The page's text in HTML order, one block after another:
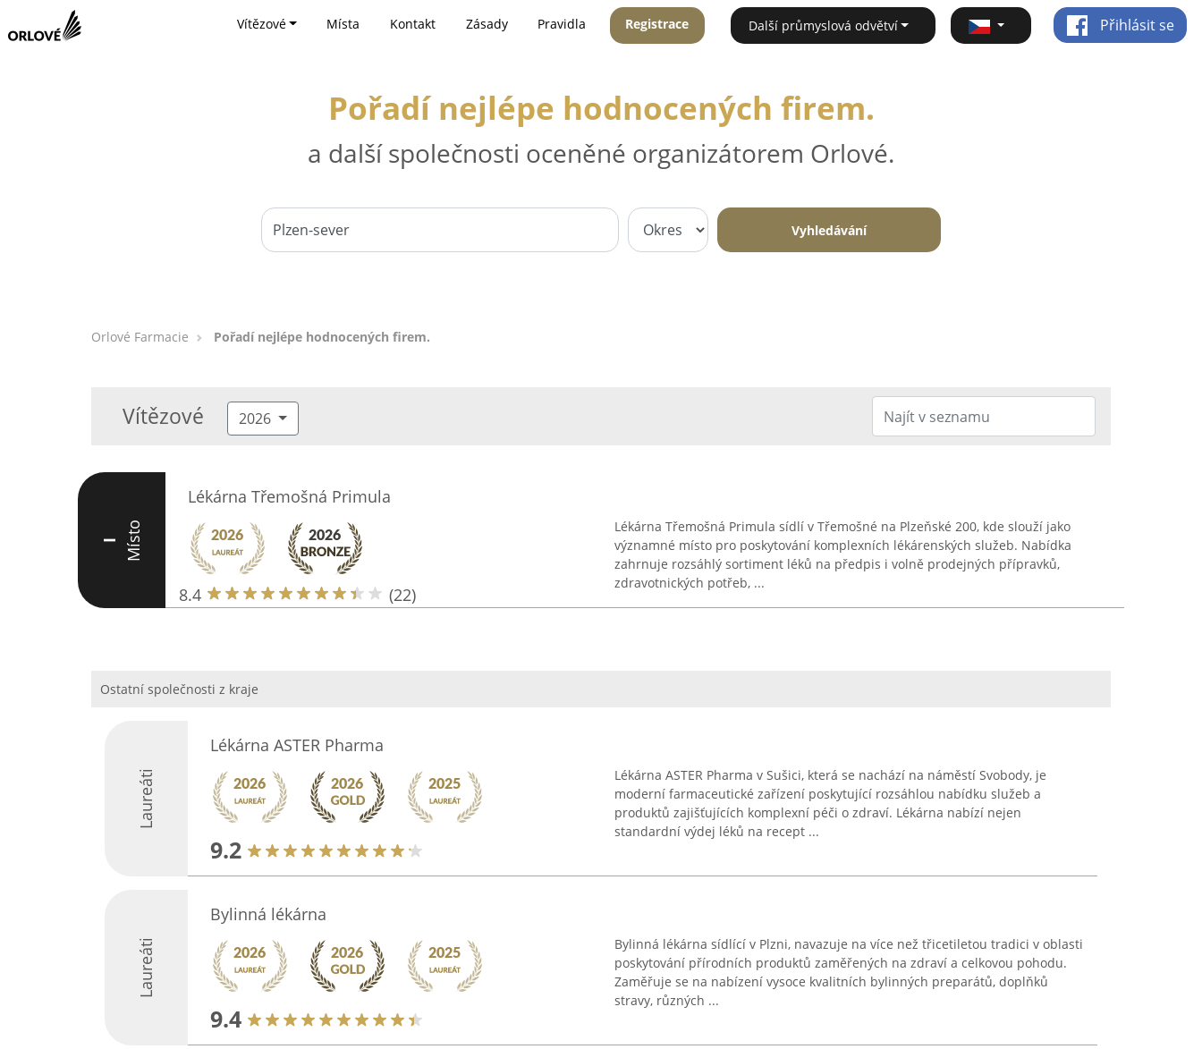
Vítězové Místa Kontakt Zásady Pravidla Registrace Další průmyslová odvětví Přihlásit se
Pořadí nejlépe hodnocených firem.
a další společnosti oceněné organizátorem Orlové.
Vyhledávání
Orlové Farmacie Pořadí nejlépe hodnocených firem.
Vítězové 2026
I Místo
Lékárna Třemošná Primula
8.4 (22)
Lékárna Třemošná Primula sídlí v Třemošné na Plzeňské 200, kde slouží jako
významné místo pro poskytování komplexních lékárenských služeb. Nabídka
zahrnuje rozsáhlý sortiment léků na předpis i volně prodejných přípravků,
zdravotnických potřeb, ...
Ostatní společnosti z kraje
Laureáti
Lékárna ASTER Pharma
9.2
Lékárna ASTER Pharma v Sušici, která se nachází na náměstí Svobody, je
moderní farmaceutické zařízení poskytující rozsáhlou nabídku služeb a
produktů zajišťujících komplexní péči o zdraví. Lékárna nabízí nejen
standardní výdej léků na recept ...
Laureáti
Bylinná lékárna
9.4
Bylinná lékárna sídlící v Plzni, navazuje na více než třicetiletou tradici v oblasti
poskytování přírodních produktů zaměřených na zdraví a celkovou pohodu.
Zaměřuje se na nabízení vysoce kvalitních bylinných preparátů, doplňků
stravy, různých ...